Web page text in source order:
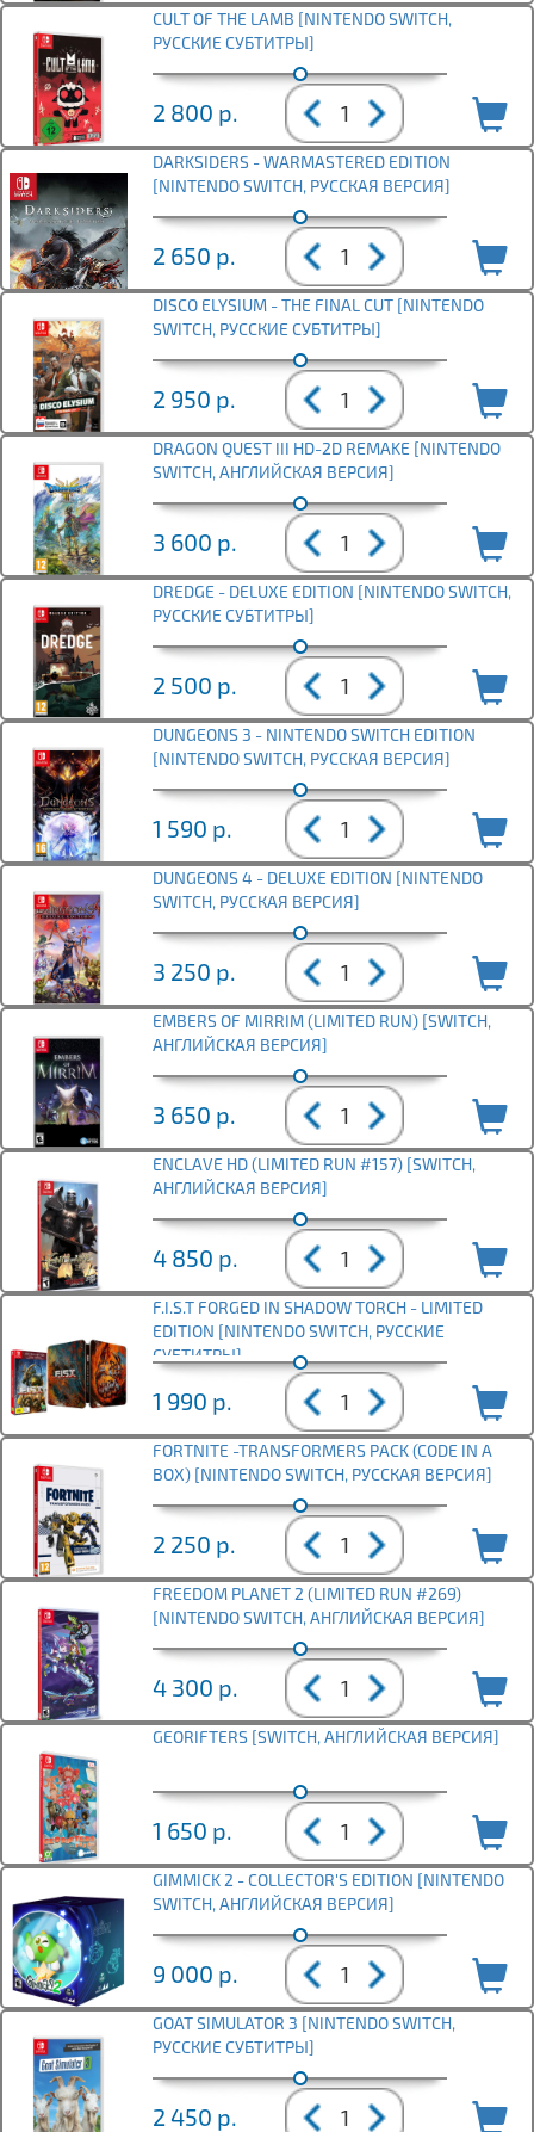
CULT OF THE LAMB [NINTENDO SWITCH,
РУССКИЕ СУБТИТРЫ]
2 800 р.
DARKSIDERS - WARMASTERED EDITION
[NINTENDO SWITCH, РУССКАЯ ВЕРСИЯ]
2 650 р.
DISCO ELYSIUM - THE FINAL CUT [NINTENDO
SWITCH, РУССКИЕ СУБТИТРЫ]
2 950 р.
DRAGON QUEST III HD-2D REMAKE [NINTENDO
SWITCH, АНГЛИЙСКАЯ ВЕРСИЯ]
3 600 р.
DREDGE - DELUXE EDITION [NINTENDO SWITCH,
РУССКИЕ СУБТИТРЫ]
2 500 р.
DUNGEONS 3 - NINTENDO SWITCH EDITION
[NINTENDO SWITCH, РУССКАЯ ВЕРСИЯ]
1 590 р.
DUNGEONS 4 - DELUXE EDITION [NINTENDO
SWITCH, РУССКАЯ ВЕРСИЯ]
3 250 р.
EMBERS OF MIRRIM (LIMITED RUN) [SWITCH,
АНГЛИЙСКАЯ ВЕРСИЯ]
3 650 р.
ENCLAVE HD (LIMITED RUN #157) [SWITCH,
АНГЛИЙСКАЯ ВЕРСИЯ]
4 850 р.
F.I.S.T FORGED IN SHADOW TORCH - LIMITED
EDITION [NINTENDO SWITCH, РУССКИЕ
СУБТИТРЫ]
1 990 р.
FORTNITE -TRANSFORMERS PACK (CODE IN A
BOX) [NINTENDO SWITCH, РУССКАЯ ВЕРСИЯ]
2 250 р.
FREEDOM PLANET 2 (LIMITED RUN #269)
[NINTENDO SWITCH, АНГЛИЙСКАЯ ВЕРСИЯ]
4 300 р.
GEORIFTERS [SWITCH, АНГЛИЙСКАЯ ВЕРСИЯ]
1 650 р.
GIMMICK 2 - COLLECTOR'S EDITION [NINTENDO
SWITCH, АНГЛИЙСКАЯ ВЕРСИЯ]
9 000 р.
GOAT SIMULATOR 3 [NINTENDO SWITCH,
РУССКИЕ СУБТИТРЫ]
2 450 р.